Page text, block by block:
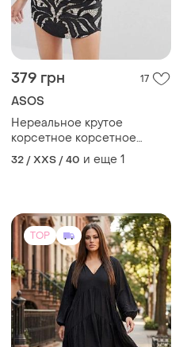
379 грн 17
ASOS
Нереальное крутое
корсетное корсетное
платье мини сарафан
декольте косточки на
секси по фигуре
32 / XXS / 40 и еще 1
TOP